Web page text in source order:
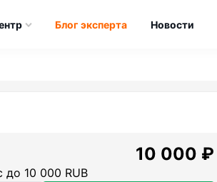
Блог эксперта Новости
10 000 ₽
до 10 000 RUB